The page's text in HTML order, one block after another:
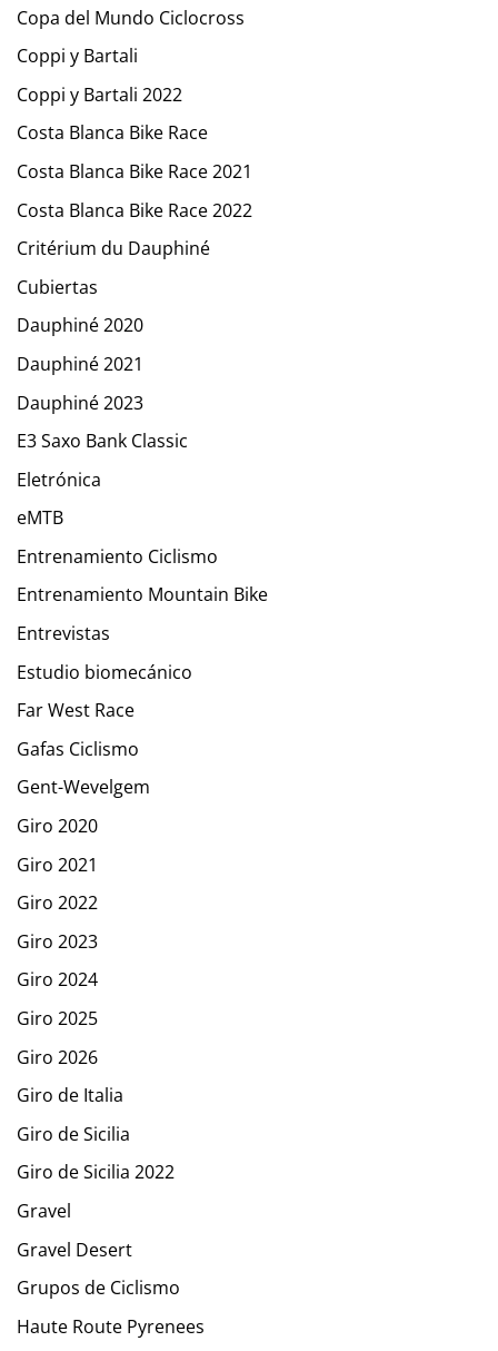
Copa del Mundo Ciclocross
Coppi y Bartali
Coppi y Bartali 2022
Costa Blanca Bike Race
Costa Blanca Bike Race 2021
Costa Blanca Bike Race 2022
Critérium du Dauphiné
Cubiertas
Dauphiné 2020
Dauphiné 2021
Dauphiné 2023
E3 Saxo Bank Classic
Eletrónica
eMTB
Entrenamiento Ciclismo
Entrenamiento Mountain Bike
Entrevistas
Estudio biomecánico
Far West Race
Gafas Ciclismo
Gent-Wevelgem
Giro 2020
Giro 2021
Giro 2022
Giro 2023
Giro 2024
Giro 2025
Giro 2026
Giro de Italia
Giro de Sicilia
Giro de Sicilia 2022
Gravel
Gravel Desert
Grupos de Ciclismo
Haute Route Pyrenees